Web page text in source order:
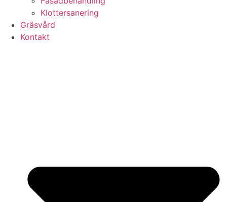
Klottersanering
Gräsvård
Kontakt